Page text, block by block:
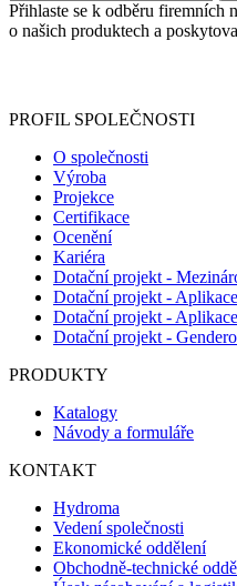
Přihlaste se k odběru firemních
o našich produktech a
PROFIL SPOLEČNOSTI
O společnosti
Výroba
Projekce
Certifikace
Ocenění
Kariéra
Dotační projekt -
Dotační projekt -
Dotační projekt -
Dotační projekt -
PRODUKTY
Katalogy
Návody a formuláře
KONTAKT
Hydroma
Vedení společnosti
Ekonomické oddělení
Obchodně-technické